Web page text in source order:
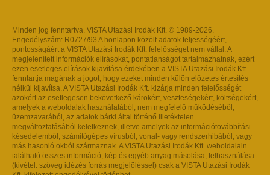
Minden jog fenntartva. VISTA Utazási Irodák Kft. © 1989-2026.
Engedélyszám: R0727/93 A honlapon közölt adatok teljességéért,
pontosságáért a VISTA Utazási Irodák Kft. felelősséget nem vállal. A
megjelenített információk elírásokat, pontatlanságot tartalmazhatnak, ezért
ezen esetleges elírások kijavítása érdekében a VISTA Utazási Irodák Kft.
fenntartja magának a jogot, hogy ezeket minden külön előzetes értesítés
nélkül kijavítsa. A VISTA Utazási Irodák Kft. kizárja minden felelősségét
azokért az esetlegesen bekövetkező károkért, veszteségekért, költségekért,
amelyek a weboldalak használatából, nem megfelelő működéséből,
üzemzavarából, az adatok bárki által történő illetéktelen
megváltoztatásából keletkeznek, illetve amelyek az információtovábbítási
késedelemből, számítógépes vírusból, vonal- vagy rendszerhibából, vagy
más hasonló okból származnak. A VISTA Utazási Irodák Kft. weboldalain
található összes információ, kép és egyéb anyag másolása, felhasználása
(kivétel: szöveg idézés forrás megjelöléssel) csak a VISTA Utazási Irodák